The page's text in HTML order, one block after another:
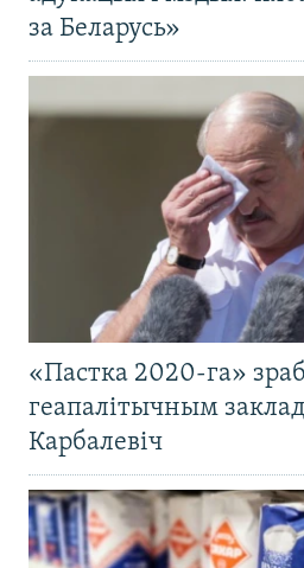
за Беларусь»
«Пастка 2020-га»
геапалітычным
Карбалевіч